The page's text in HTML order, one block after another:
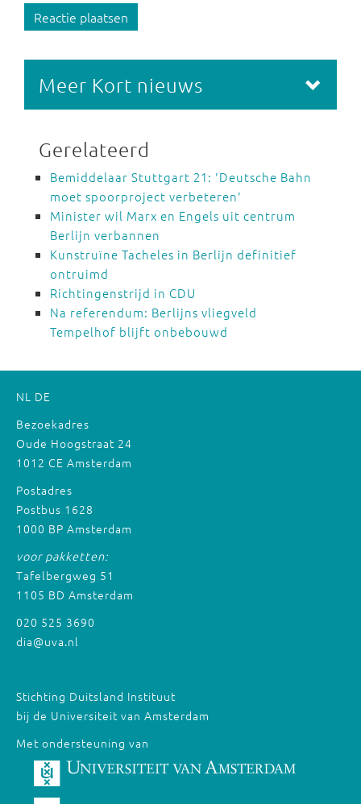
Reactie plaatsen
Meer Kort nieuws
Gerelateerd
Bemiddelaar Stuttgart 21: 'Deutsche Bahn
moet spoorproject verbeteren'
Minister wil Marx en Engels uit centrum
Berlijn verbannen
Kunstruïne Tacheles in Berlijn definitief
ontruimd
Richtingenstrijd in CDU
Na referendum: Berlijns vliegveld
Tempelhof blijft onbebouwd
NL DE
Bezoekadres
Oude Hoogstraat 24
1012 CE Amsterdam
Postadres
Postbus 1628
1000 BP Amsterdam
voor pakketten:
Tafelbergweg 51
1105 BD Amsterdam
020 525 3690
dia@uva.nl
Stichting Duitsland Instituut
bij de Universiteit van Amsterdam
Met ondersteuning van